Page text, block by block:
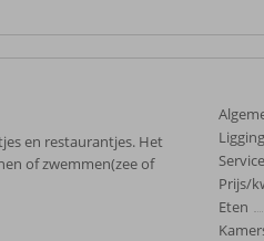
en restaurantjes. Het
of zwemmen(zee of
Ligging
Service
Prijs/
Eten